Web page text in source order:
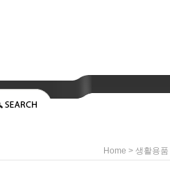
Home > 생활용품